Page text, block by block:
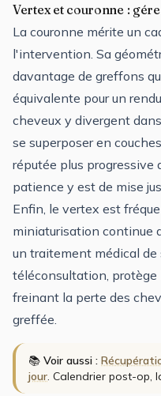
Vertex et couronne :
La couronne mérite un
l'intervention. Sa
davantage de greffons
équivalente pour un
cheveux y divergent
se superposer en
réputée plus progressive
patience y est de mise
Enfin, le vertex est
miniaturisation
un traitement médical
téléconsultation,
freinant la perte des
greffée.
📚 Voir aussi :
jour. Calendrier post-op,